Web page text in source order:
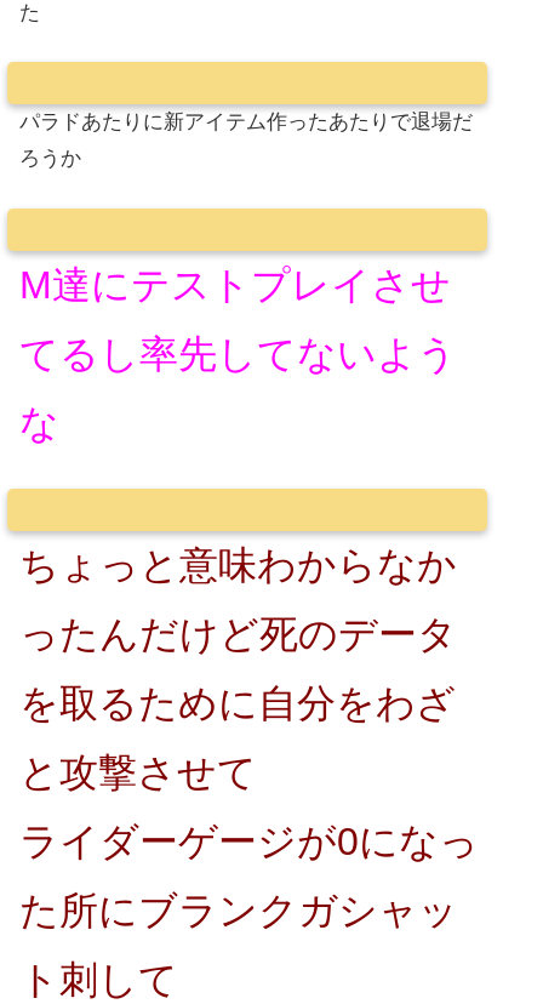
た
パラドあたりに新アイテム作ったあたりで退場だ
ろうか
M達にテストプレイさせ
てるし率先してないよう
な
ちょっと意味わからなか
ったんだけど死のデータ
を取るために自分をわざ
と攻撃させて
ライダーゲージが0になっ
た所にブランクガシャッ
ト刺して